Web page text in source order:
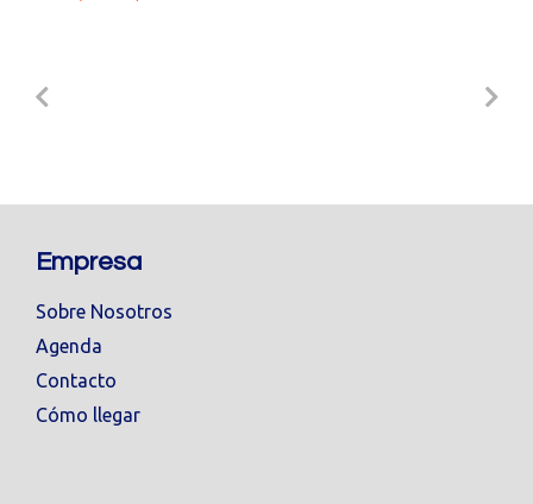
Empresa
Sobre Nosotros
Agenda
Contacto
Cómo llegar